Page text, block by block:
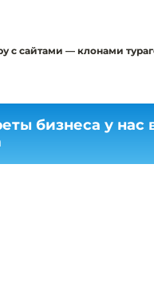
с сайтами — клонами
бизнеса у нас